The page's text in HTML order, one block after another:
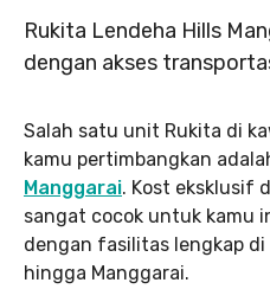
Rukita Lendeha Hills
dengan akses
Salah satu unit Rukita di
kamu pertimbangkan
Manggarai. Kost eksklusif
sangat cocok untuk kamu
dengan fasilitas lengkap di
hingga Manggarai.